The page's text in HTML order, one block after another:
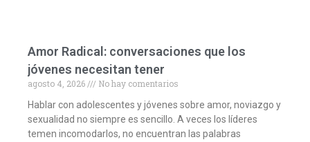
Amor Radical: conversaciones que los
jóvenes necesitan tener
agosto 4, 2026
No hay comentarios
Hablar con adolescentes y jóvenes sobre amor, noviazgo y
sexualidad no siempre es sencillo. A veces los líderes
temen incomodarlos, no encuentran las palabras